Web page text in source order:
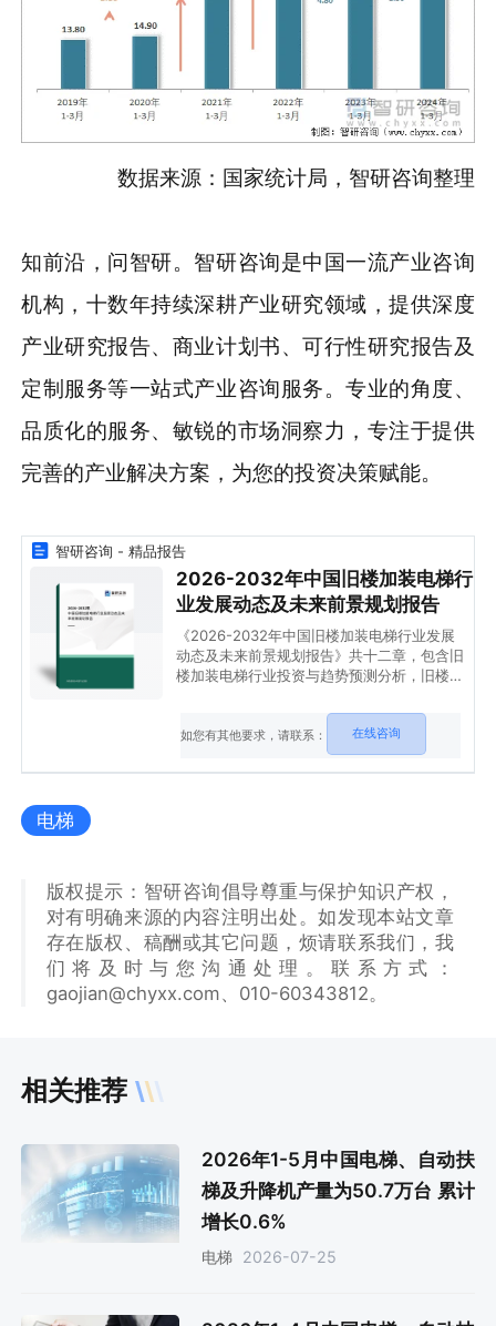
数据来源：国家统计局，智研咨询整理
知前沿，问智研。智研咨询是中国一流产业咨询
机构，十数年持续深耕产业研究领域，提供深度
产业研究报告、商业计划书、可行性研究报告及
定制服务等一站式产业咨询服务。专业的角度、
品质化的服务、敏锐的市场洞察力，专注于提供
完善的产业解决方案，为您的投资决策赋能。
智研咨询 - 精品报告
2026-2032年中国旧楼加装电梯行
业发展动态及未来前景规划报告
《2026-2032年中国旧楼加装电梯行业发展
动态及未来前景规划报告》共十二章，包含旧
楼加装电梯行业投资与趋势预测分析，旧楼加
如您有其他要求，请联系： 在线咨询
电梯
版权提示：智研咨询倡导尊重与保护知识产权，
对有明确来源的内容注明出处。如发现本站文章
存在版权、稿酬或其它问题，烦请联系我们，我
们将及时与您沟通处理。联系方式：
gaojian@chyxx.com、010-60343812。
相关推荐
2026年1-5月中国电梯、自动扶
梯及升降机产量为50.7万台 累计
增长0.6%
电梯 2026-07-25